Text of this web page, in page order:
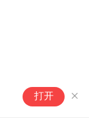
“
打开